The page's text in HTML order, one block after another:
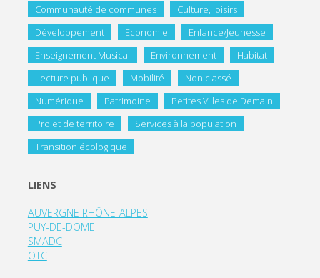
Communauté de communes
Culture, loisirs
Développement
Economie
Enfance/Jeunesse
Enseignement Musical
Environnement
Habitat
Lecture publique
Mobilité
Non classé
Numérique
Patrimoine
Petites Villes de Demain
Projet de territoire
Services à la population
Transition écologique
LIENS
AUVERGNE RHÔNE-ALPES
PUY-DE-DOME
SMADC
OTC